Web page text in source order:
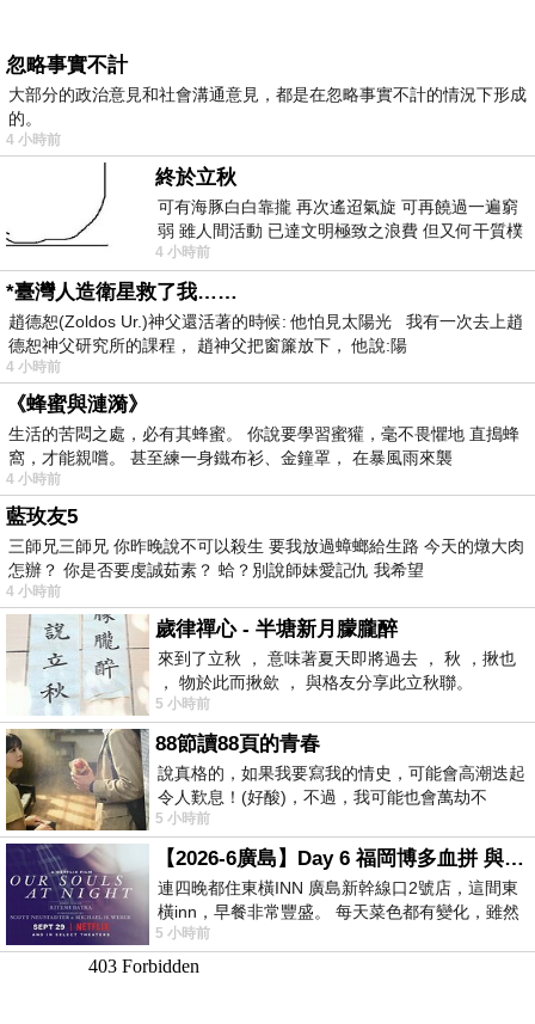
忽略事實不計
大部分的政治意見和社會溝通意見，都是在忽略事實不計的情況下形成
的。
4 小時前
終於立秋
可有海豚白白靠攏 再次遙迢氣旋 可再饒過一遍窮
弱 雖人間活動 已達文明極致之浪費 但又何干質樸
者 只能白白陪葬
4 小時前
*臺灣人造衛星救了我……
趙德恕(Zoldos Ur.)神父還活著的時候: 他怕見太陽光 我有一次去上趙
德恕神父研究所的課程， 趙神父把窗簾放下， 他說:陽
4 小時前
《蜂蜜與漣漪》
生活的苦悶之處，必有其蜂蜜。 你說要學習蜜獾，毫不畏懼地 直搗蜂
窩，才能親嚐。 甚至練一身鐵布衫、金鐘罩， 在暴風雨來襲
4 小時前
藍玫友5
三師兄三師兄 你昨晚說不可以殺生 要我放過蟑螂給生路 今天的燉大肉
怎辦？ 你是否要虔誠茹素？ 蛤？別說師妹愛記仇 我希望
4 小時前
歲律禪心 - 半塘新月朦朧醉
來到了立秋 ， 意味著夏天即將過去 ， 秋 ，揪也
， 物於此而揪歛 ， 與格友分享此立秋聯。
5 小時前
88節讀88頁的青春
說真格的，如果我要寫我的情史，可能會高潮迭起
令人歎息！(好酸)，不過，我可能也會萬劫不
復...，每天跪鍵盤還是被判了花心的罪
5 小時前
【2026-6廣島】Day 6 福岡博多血拼 與機場接送少年司機深夜對談
連四晚都住東橫INN 廣島新幹線口2號店，這間東
橫inn，早餐非常豐盛。 每天菜色都有變化，雖然
看到工作人員拿出料理包加熱，但
5 小時前